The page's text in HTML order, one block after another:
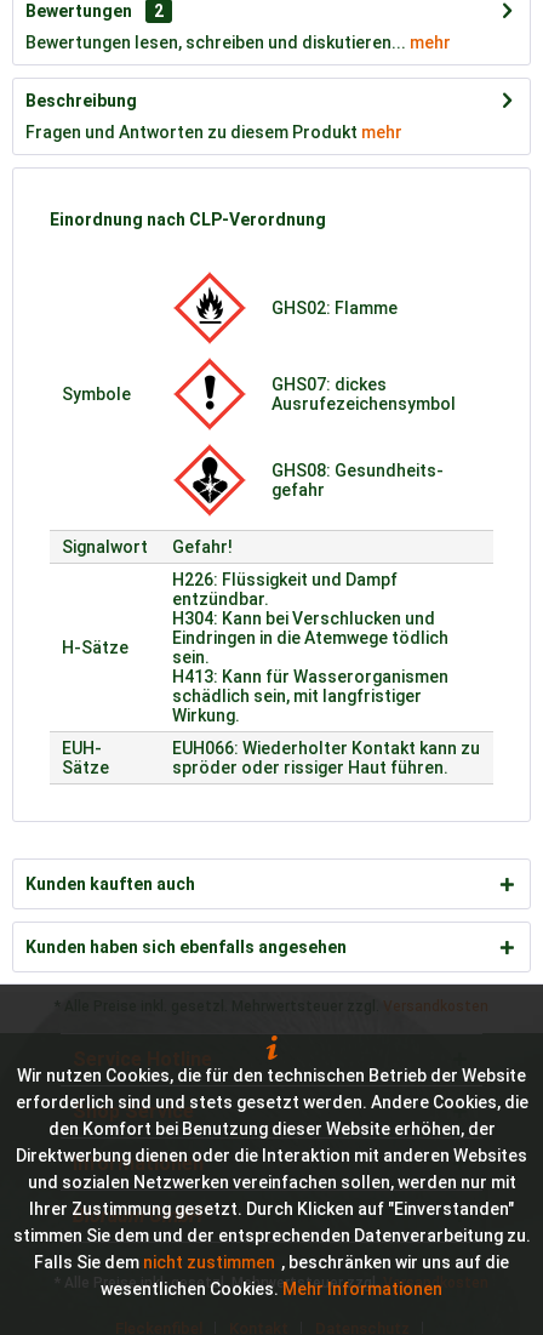
Bewertungen
2
Bewertungen lesen, schreiben und diskutieren... mehr
Beschreibung
Fragen und Antworten zu diesem Produkt mehr
Einordnung nach CLP-Verordnung
Symbole
GHS02: Flamme
GHS07: dickes
Ausrufezeichensymbol
GHS08: Gesund­heits­
gefahr
Signalwort Gefahr!
H-Sätze
H226: Flüssigkeit und Dampf
entzündbar.
H304: Kann bei Verschlucken und
Eindringen in die Atemwege tödlich
sein.
H413: Kann für Wasserorganismen
schädlich sein, mit langfristiger
Wirkung.
EUH-
Sätze
EUH066: Wiederholter Kontakt kann zu
spröder oder rissiger Haut führen.
Kunden kauften auch
Kunden haben sich ebenfalls angesehen
Shop Service
Informationen
Bioraum GmbH
* Alle Preise inkl. gesetzl. Mehrwertsteuer zzgl.Versandkosten
Wir nutzen Cookies, die für den technischen Betrieb der Website
erforderlich sind und stets gesetzt werden. Andere Cookies, die
den Komfort bei Benutzung dieser Website erhöhen, der
Direktwerbung dienen oder die Interaktion mit anderen Websites
und sozialen Netzwerken vereinfachen sollen, werden nur mit
Ihrer Zustimmung gesetzt. Durch Klicken auf "Einverstanden"
stimmen Sie dem und der entsprechenden Datenverarbeitung zu.
Falls Sie dem nicht zustimmen , beschränken wir uns auf die
wesentlichen Cookies. Mehr Informationen